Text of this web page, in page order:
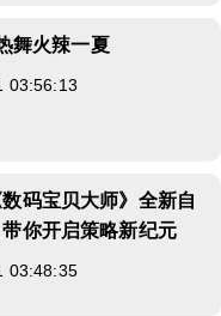
舞火辣一夏
03:56:13
码宝贝大师》全新自
你开启策略新纪元
03:48:35